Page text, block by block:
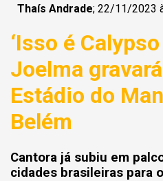
Thaís Andrade; 22/11/2023
‘Isso é
Joelma
Estádio do
Belém
Cantora já subiu em
cidades brasileiras para